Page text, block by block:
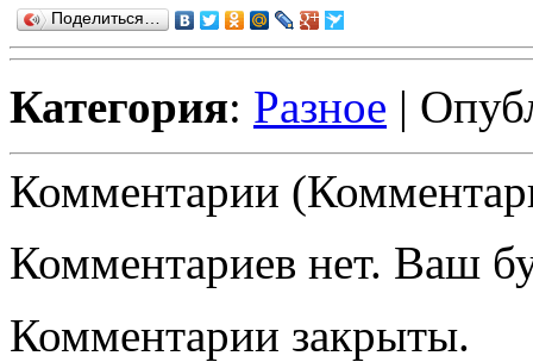
Поделиться…
Категория: Разное |
Комментарии
Комментариев нет. Ваш
Комментарии закрыты.